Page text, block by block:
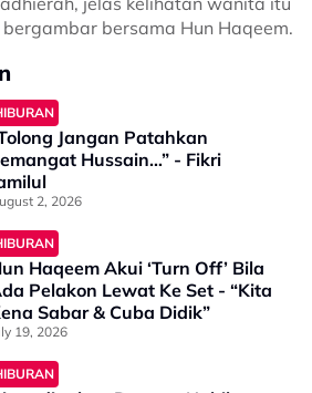
bersama Hun Haqeem.
Jangan Patahkan
Hussain…” - Fikri
2, 2026
Haqeem Akui ‘Turn Off’ Bila
Pelakon Lewat Ke Set - “Kita
Sabar & Cuba Didik”
19, 2026